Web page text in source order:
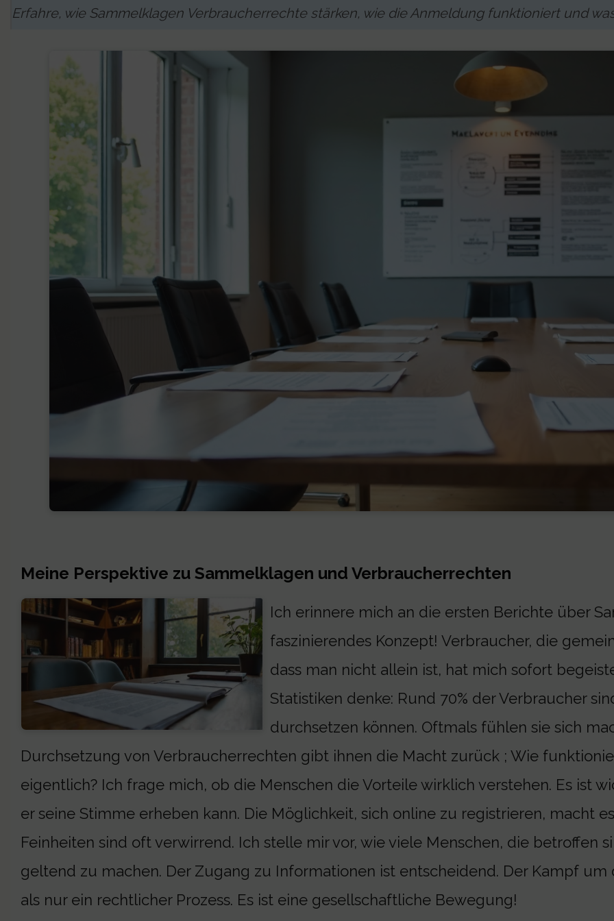
Erfahre, wie Sammelklagen Verbraucherrechte stärken, wie die Anmeldung funktioniert und
Meine Perspektive zu Sammelklagen und Verbraucherrechten
Ich erinnere mich an die ersten Berichte über
faszinierendes Konzept! Verbraucher, die
dass man nicht allein ist, hat mich sofort
Statistiken denke: Rund 70% der Verbraucher
durchsetzen können. Oftmals fühlen sie sich
Durchsetzung von Verbraucherrechten gibt ihnen die Macht zurück ; Wie
eigentlich? Ich frage mich, ob die Menschen die Vorteile wirklich verstehen. Es ist
er seine Stimme erheben kann. Die Möglichkeit, sich online zu registrieren, macht
Feinheiten sind oft verwirrend. Ich stelle mir vor, wie viele Menschen, die betroffen
geltend zu machen. Der Zugang zu Informationen ist entscheidend. Der Kampf
als nur ein rechtlicher Prozess. Es ist eine gesellschaftliche Bewegung!